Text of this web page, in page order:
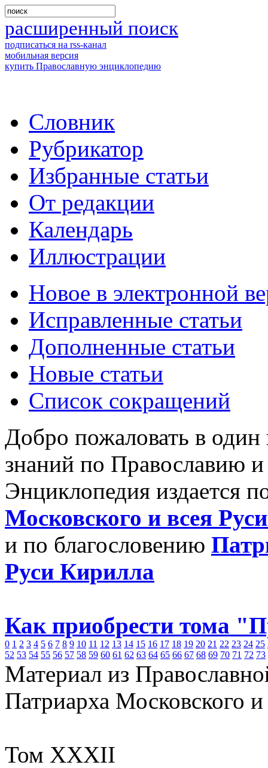
расширенный поиск
подписаться на rss-канал
мобильная версия
купить Православную энциклопедию
Словник
Рубрикатор
Избранные статьи
От редакции
Календарь
Иллюстрации
Новое в электронной
Исправленные статьи
Дополненные статьи
Новые статьи
Список сокращений
Добро пожаловать в
знаний по Православию
Энциклопедия издается
Московского и всея
и по благословению
Руси Кирилла
Как приобрести тома
0 1 2 3 4 5 6 7 8 9 10 11 12 13 14 15 16 17 18 19 20 21 22 23 24 25
52 53 54 55 56 57 58 59 60 61 62 63 64 65 66 67 68 69 70 71 72 73
Материал из
Патриарха Московского
Том XXXII